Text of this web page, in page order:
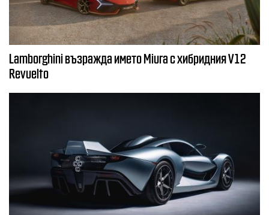
Lamborghini възражда името Miura с хибридния V12
Revuelto